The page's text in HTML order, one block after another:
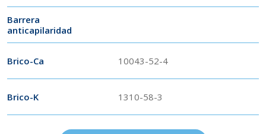
Barrera
anticapilaridad
Brico-Ca 10043-52-4
Brico-K 1310-58-3